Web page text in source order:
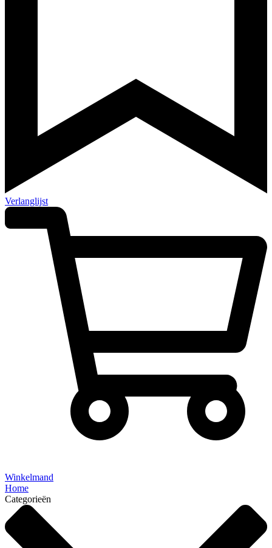
Verlanglijst
Winkelmand
Home
Categorieën